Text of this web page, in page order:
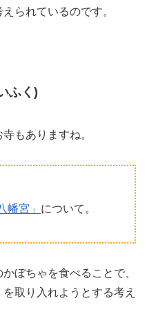
えられているのです。
ふく)
もありますね。
幡宮」 について。
ぼちゃを食べることで、
を取り入れようとする考え